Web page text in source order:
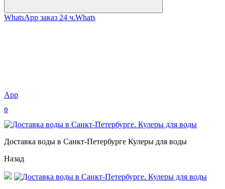
WhatsApp заказ 24 ч.Whats
App
0
Доставка воды в Санкт-Петербурге Кулеры для воды
Назад